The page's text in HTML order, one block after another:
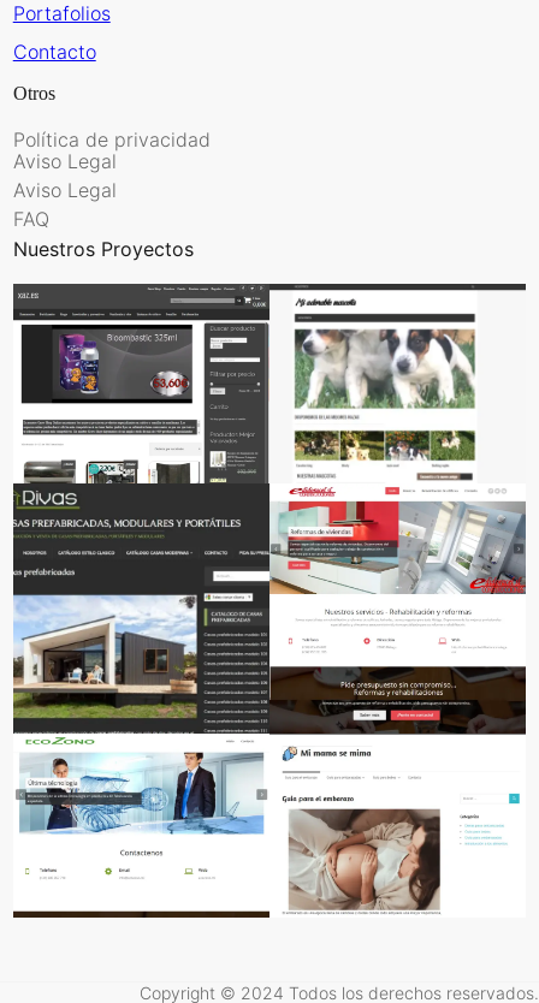
Portafolios
Contacto
Otros
Política de privacidad
Aviso Legal
Aviso Legal
FAQ
Nuestros Proyectos
Copyright © 2024 Todos los derechos reservados.